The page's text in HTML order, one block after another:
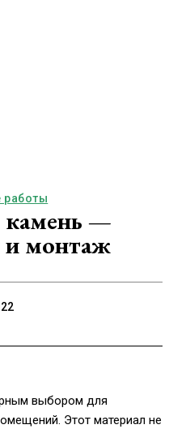
работы
камень —
и монтаж
выбором для
Этот материал не